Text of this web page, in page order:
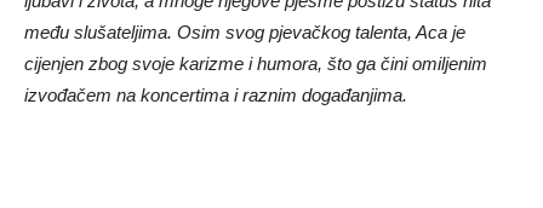
među slušateljima. Osim svog pjevačkog talenta, Aca je
cijenjen zbog svoje karizme i humora, što ga čini omiljenim
izvođačem na koncertima i raznim događanjima.